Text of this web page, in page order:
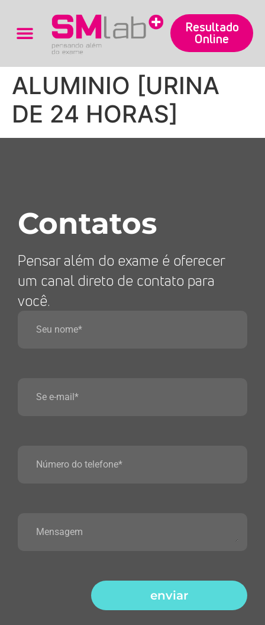
Resultado
Online
ALUMINIO [URINA
DE 24 HORAS]
Contatos
Pensar além do exame é oferecer
um canal direto de contato para
você.
enviar